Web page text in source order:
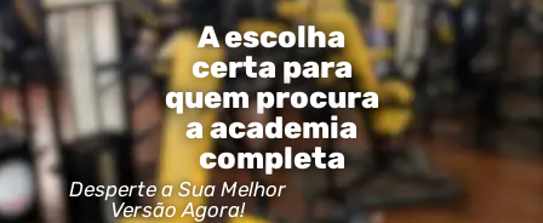
A escolha
certa para
quem procura
a academia
completa
Desperte a Sua Melhor
Versão Agora!